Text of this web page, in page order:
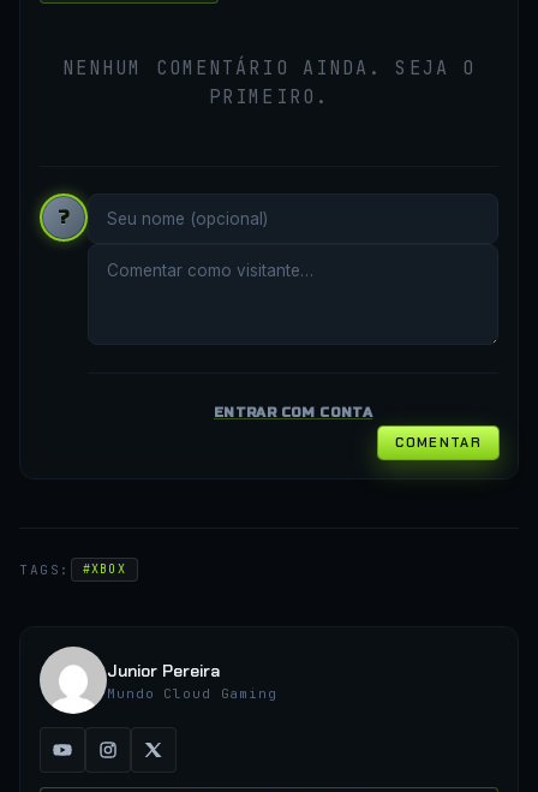
NENHUM COMENTÁRIO AINDA. SEJA O
PRIMEIRO.
?
ENTRAR COM CONTA
COMENTAR
TAGS: #XBOX
Junior Pereira
Mundo Cloud Gaming